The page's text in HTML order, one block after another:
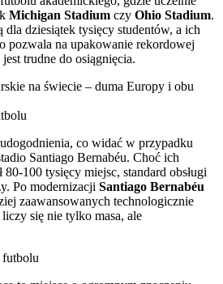
Michigan Stadium czy Ohio Stadium.
dziesiątek tysięcy studentów, a ich
pozwala na upakowanie rekordowej
trudne do osiągnięcia.
na świecie – duma Europy i obu
co widać w przypadku
Santiago Bernabéu. Choć ich
100 tysięcy miejsc, standard obsługi
Po modernizacji Santiago Bernabéu
zaawansowanych technologicznie
się nie tylko masa, ale
futbolu